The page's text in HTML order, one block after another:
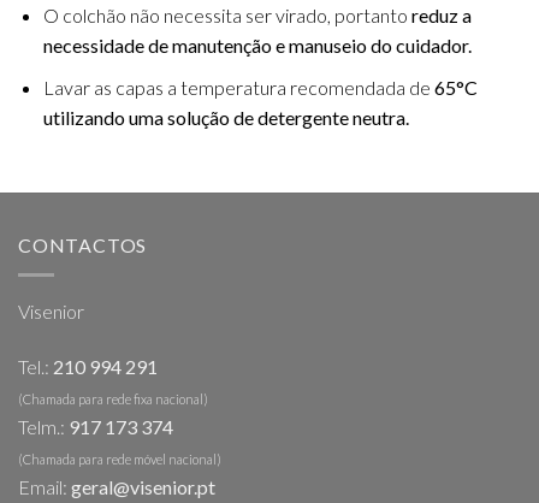
O colchão não necessita ser virado, portanto reduz a
necessidade de manutenção e manuseio do cuidador.
Lavar as capas a temperatura recomendada de 65°C
utilizando uma solução de detergente neutra.
CONTACTOS
Visenior
Tel.: 210 994 291
(Chamada para rede fixa nacional)
Telm.: 917 173 374
(Chamada para rede móvel nacional)
Email: geral@visenior.pt